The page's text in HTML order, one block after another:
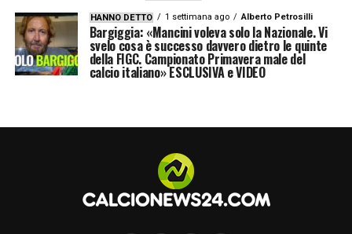
HANNO DETTO 1 settimana ago Alberto Petrosilli
Bargiggia: «Mancini voleva solo la Nazionale. Vi
svelo cosa è successo davvero dietro le quinte
della FIGC. Campionato Primavera male del
calcio italiano» ESCLUSIVA e VIDEO